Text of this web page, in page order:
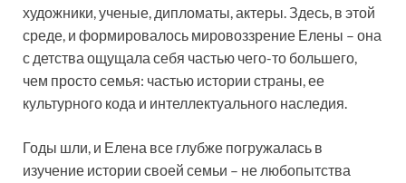
художники, ученые, дипломаты, актеры. Здесь, в этой
среде, и формировалось мировоззрение Елены – она
с детства ощущала себя частью чего-то большего,
чем просто семья: частью истории страны, ее
культурного кода и интеллектуального наследия.
Годы шли, и Елена все глубже погружалась в
изучение истории своей семьи – не любопытства